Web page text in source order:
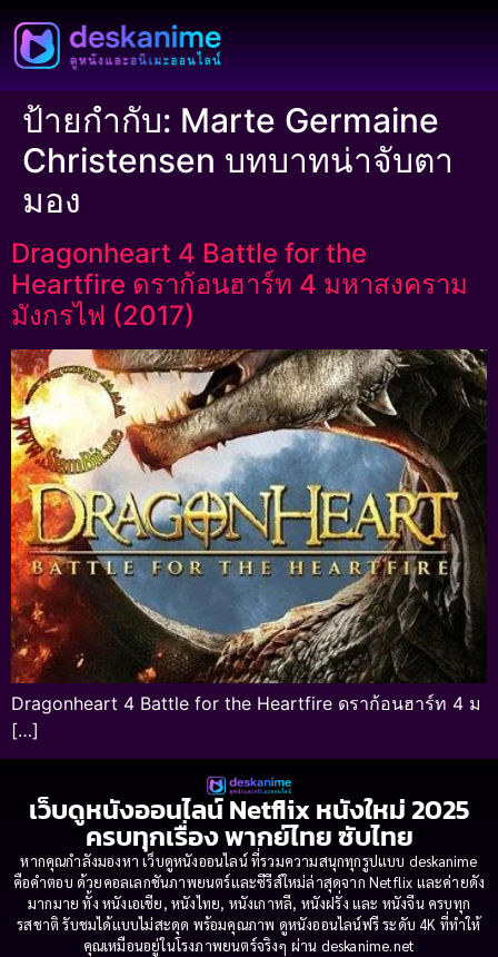
ป้ายกำกับ: Marte Germaine
Christensen บทบาทน่าจับตา
มอง
Dragonheart 4 Battle for the
Heartfire ดราก้อนฮาร์ท 4 มหาสงคราม
มังกรไฟ (2017)
Dragonheart 4 Battle for the Heartfire ดราก้อนฮาร์ท 4 ม
[…]
เว็บดูหนังออนไลน์ Netflix หนังใหม่ 2025
ครบทุกเรื่อง พากย์ไทย ซับไทย
หากคุณกำลังมองหา เว็บดูหนังออนไลน์ ที่รวมความสนุกทุกรูปแบบ deskanime
คือคำตอบ ด้วยคอลเลกชันภาพยนตร์และซีรีส์ใหม่ล่าสุดจาก Netflix และค่ายดัง
มากมาย ทั้ง หนังเอเชีย, หนังไทย, หนังเกาหลี, หนังฝรั่ง และ หนังจีน ครบทุก
รสชาติ รับชมได้แบบไม่สะดุด พร้อมคุณภาพ ดูหนังออนไลน์ฟรี ระดับ 4K ที่ทำให้
คุณเหมือนอยู่ในโรงภาพยนตร์จริงๆ ผ่าน deskanime.net